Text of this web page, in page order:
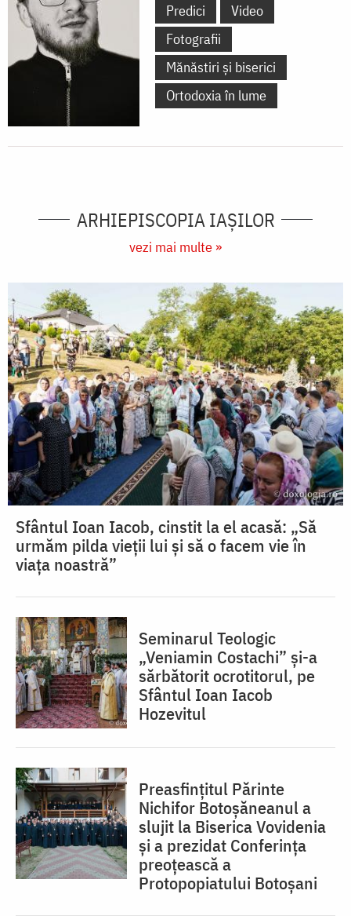
Predici
Video
Fotografii
Mănăstiri și biserici
Ortodoxia în lume
ARHIEPISCOPIA IAŞILOR
vezi mai multe »
Sfântul Ioan Iacob, cinstit la el acasă: „Să
urmăm pilda vieții lui și să o facem vie în
viața noastră”
Seminarul Teologic
„Veniamin Costachi” și-a
sărbătorit ocrotitorul, pe
Sfântul Ioan Iacob
Hozevitul
Preasfințitul Părinte
Nichifor Botoșăneanul a
slujit la Biserica Vovidenia
și a prezidat Conferința
preoțească a
Protopopiatului Botoșani